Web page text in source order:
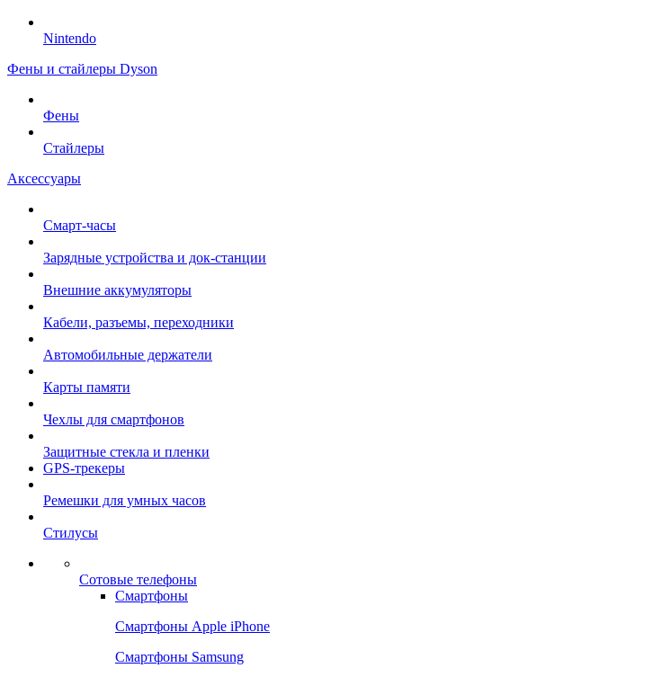
Nintendo
Фены и стайлеры Dyson
Фены
Стайлеры
Аксессуары
Смарт-часы
Зарядные устройства и док-станции
Внешние аккумуляторы
Кабели, разъемы, переходники
Автомобильные держатели
Карты памяти
Чехлы для смартфонов
Защитные стекла и пленки
GPS-трекеры
Ремешки для умных часов
Стилусы
Сотовые телефоны
Смартфоны
Смартфоны Apple iPhone
Смартфоны Samsung